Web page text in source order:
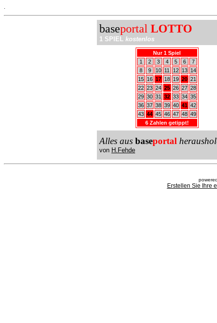
baseportal LOTTO
1 SPIEL kostenlos
Nur 1 Spiel
1
2 3 4 5 6
7
8
9 10 11 12 13
14
15
16 17 18 19 20 21
22 23 24 25 26 27 28
29 30 31 32 33 34 35
36 37 38 39 40 41 42
43 44 45 46 47 48 49
6 Zahlen getippt!
Alles aus baseportal
von H.Fehde
Erstellen Sie Ihre